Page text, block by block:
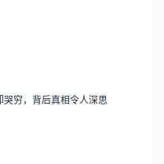
穷，背后真相令人深思